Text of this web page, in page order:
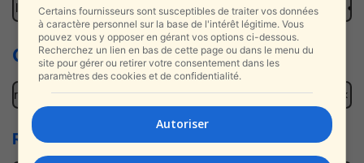
le pays qui nous aime est devenu plus demandé que jamais Il
Ce qu'on vous cache - CQVC
Netanyahu rend visite aux blessés de l’opération à Jénine : «
Rak Be Israel, le top d’Israël !
Certains fournisseurs sont susceptibles de traiter vos données
à caractère personnel sur la base de l'intérêt légitime. Vous
pouvez vous y opposer en gérant vos options ci-dessous.
Recherchez un lien en bas de cette page ou dans le menu du
site pour gérer ou retirer votre consentement dans les
paramètres des cookies et de confidentialité.
Autoriser